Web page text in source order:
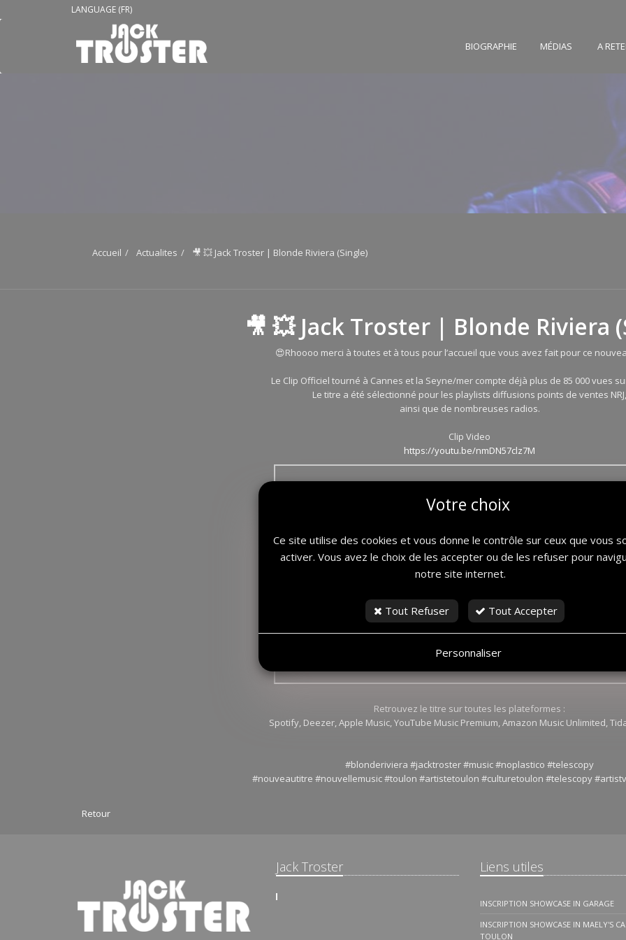
LANGUAGE (FR)
BIOGRAPHIE MÉDIAS A
Accueil Actualites 🎥 💥 Jack Troster | Blonde Riviera (Single)
🎥 💥 Jack Troster | Blonde Riviera
😍Rhoooo merci à toutes et à tous pour l’accueil que vous avez fait pour ce
Le Clip Officiel tourné à Cannes et la Seyne/mer compte déjà plus de 85 000 vues
Le titre a été sélectionné pour les playlists diffusions points de ventes NRJ,
ainsi que de nombreuses radios.
Clip Video
https://youtu.be/nmDN57clz7M
Retrouvez le titre sur toutes les plateformes :
Spotify, Deezer, Apple Music, YouTube Music Premium, Amazon Music Unlimited,
#blonderiviera #jacktroster #music #noplastico #telescopy
#nouveautitre #nouvellemusic #toulon #artistetoulon #culturetoulon #telescopy
Retour
Jack Troster Liens utiles
INSCRIPTION SHOWCASE IN GARAGE
INSCRIPTION SHOWCASE IN MAELY'S
TOULON
Votre choix
Ce site utilise des cookies et vous donne le contrôle sur ceux que vous
activer. Vous avez le choix de les accepter ou de les refuser pour
notre site internet.
Tout Refuser Tout Accepter
Personnaliser